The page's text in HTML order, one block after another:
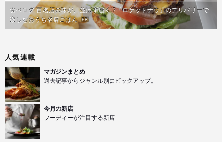
食べログ 百名店の味が、並ばず届く!?「ロケットナウ」のデリバリーで
楽しむおうち名店ごはん PR
人気連載
マガジンまとめ
過去記事からジャンル別にピックアップ。
今月の新店
フーディーが注目する新店